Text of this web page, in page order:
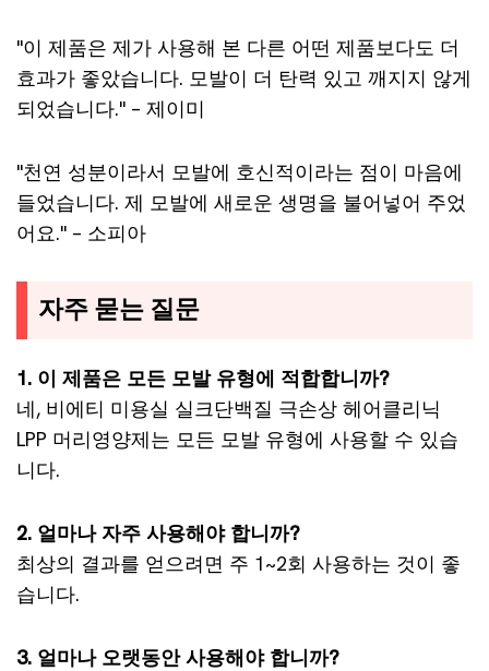
"이 제품은 제가 사용해 본 다른 어떤 제품보다도 더
효과가 좋았습니다. 모발이 더 탄력 있고 깨지지 않게
되었습니다." – 제이미
"천연 성분이라서 모발에 호신적이라는 점이 마음에
들었습니다. 제 모발에 새로운 생명을 불어넣어 주었
어요." – 소피아
자주 묻는 질문
1. 이 제품은 모든 모발 유형에 적합합니까?
네, 비에티 미용실 실크단백질 극손상 헤어클리닉
LPP 머리영양제는 모든 모발 유형에 사용할 수 있습
니다.
2. 얼마나 자주 사용해야 합니까?
최상의 결과를 얻으려면 주 1~2회 사용하는 것이 좋
습니다.
3. 얼마나 오랫동안 사용해야 합니까?